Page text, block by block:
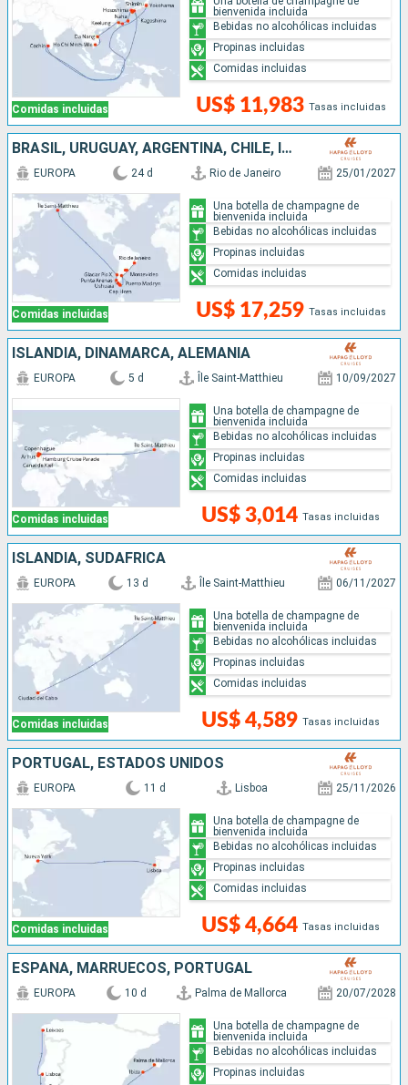
Comidas incluidas US$ 11,983 Tasas incluidas
bienvenida incluida
Bebidas no alcohólicas incluidas
Propinas incluidas
Comidas incluidas
BRASIL, URUGUAY, ARGENTINA, CHILE, ISLANDIA
Comidas incluidas
EUROPA 24 d Rio de Janeiro 25/01/2027
US$ 17,259 Tasas incluidas
Una botella de champagne de
bienvenida incluida
Bebidas no alcohólicas incluidas
Propinas incluidas
Comidas incluidas
ISLANDIA, DINAMARCA, ALEMANIA
Comidas incluidas
EUROPA 5 d Île Saint-Matthieu 10/09/2027
US$ 3,014 Tasas incluidas
Una botella de champagne de
bienvenida incluida
Bebidas no alcohólicas incluidas
Propinas incluidas
Comidas incluidas
ISLANDIA, SUDAFRICA
Comidas incluidas
EUROPA 13 d Île Saint-Matthieu 06/11/2027
US$ 4,589 Tasas incluidas
Una botella de champagne de
bienvenida incluida
Bebidas no alcohólicas incluidas
Propinas incluidas
Comidas incluidas
PORTUGAL, ESTADOS UNIDOS
Comidas incluidas
EUROPA 11 d Lisboa 25/11/2026
US$ 4,664 Tasas incluidas
Una botella de champagne de
bienvenida incluida
Bebidas no alcohólicas incluidas
Propinas incluidas
Comidas incluidas
ESPAÑA, MARRUECOS, PORTUGAL
EUROPA 10 d Palma de Mallorca 20/07/2028
Una botella de champagne de
bienvenida incluida
Bebidas no alcohólicas incluidas
Propinas incluidas